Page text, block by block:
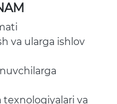
va ularga ishlov
va